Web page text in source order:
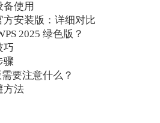
使用
方安装版：详细对比
2025 绿色版？
巧
骤
要注意什么？
方法